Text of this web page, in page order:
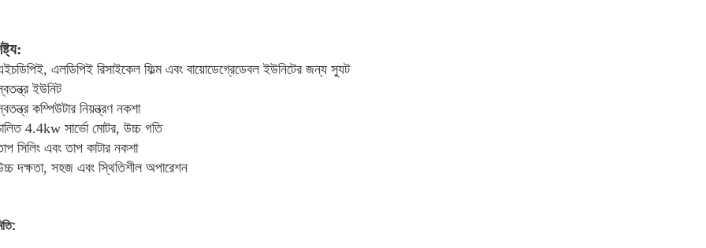
এলডিপিই রিসাইকেল ফিল্ম এবং বায়োডেগ্রেডেবল ইউনিটের জন্য স্যুট
ইউনিট
কম্পিউটার নিয়ন্ত্রণ নকশা
4.4kw সার্ভো মোটর, উচ্চ গতি
সিলিং এবং তাপ কাটার নকশা
দক্ষতা, সহজ এবং স্থিতিশীল অপারেশন